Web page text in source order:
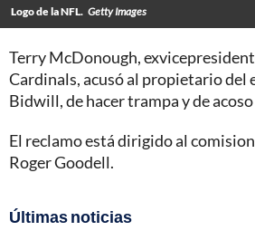
Logo de la NFL. Getty Images
Terry McDonough,
Cardinals, acusó al propietario del
Bidwill, de hacer trampa y de
El reclamo está dirigido al
Roger Goodell.
Últimas noticias